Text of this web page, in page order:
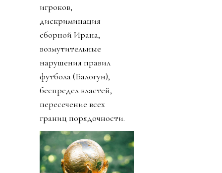
игроков,
дискриминация
сборной Ирана,
возмутительные
нарушения правил
футбола (Балогун),
беспредел властей,
пересечение всех
границ порядочности.